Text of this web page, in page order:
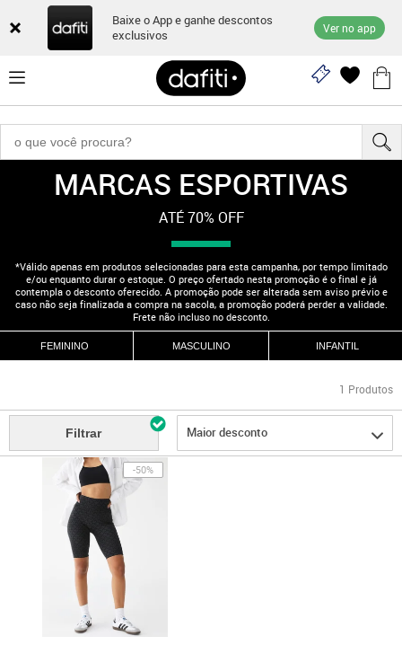
Baixe o App e ganhe descontos
exclusivos
Ver no app
"210000564"MARCAS ESPORTIVAS
ATÉ 70% OFF
*Válido apenas em produtos selecionadas para esta campanha, por tempo limitado
e/ou enquanto durar o estoque. O preço ofertado nesta promoção é o final e já
contempla o desconto oferecido. A promoção pode ser alterada sem aviso prévio e
caso não seja finalizada a compra na sacola, a promoção poderá perder a validade.
Frete não incluso no desconto.
FEMININO MASCULINO INFANTIL
1 Produtos
Filtrar Maior desconto
-50%